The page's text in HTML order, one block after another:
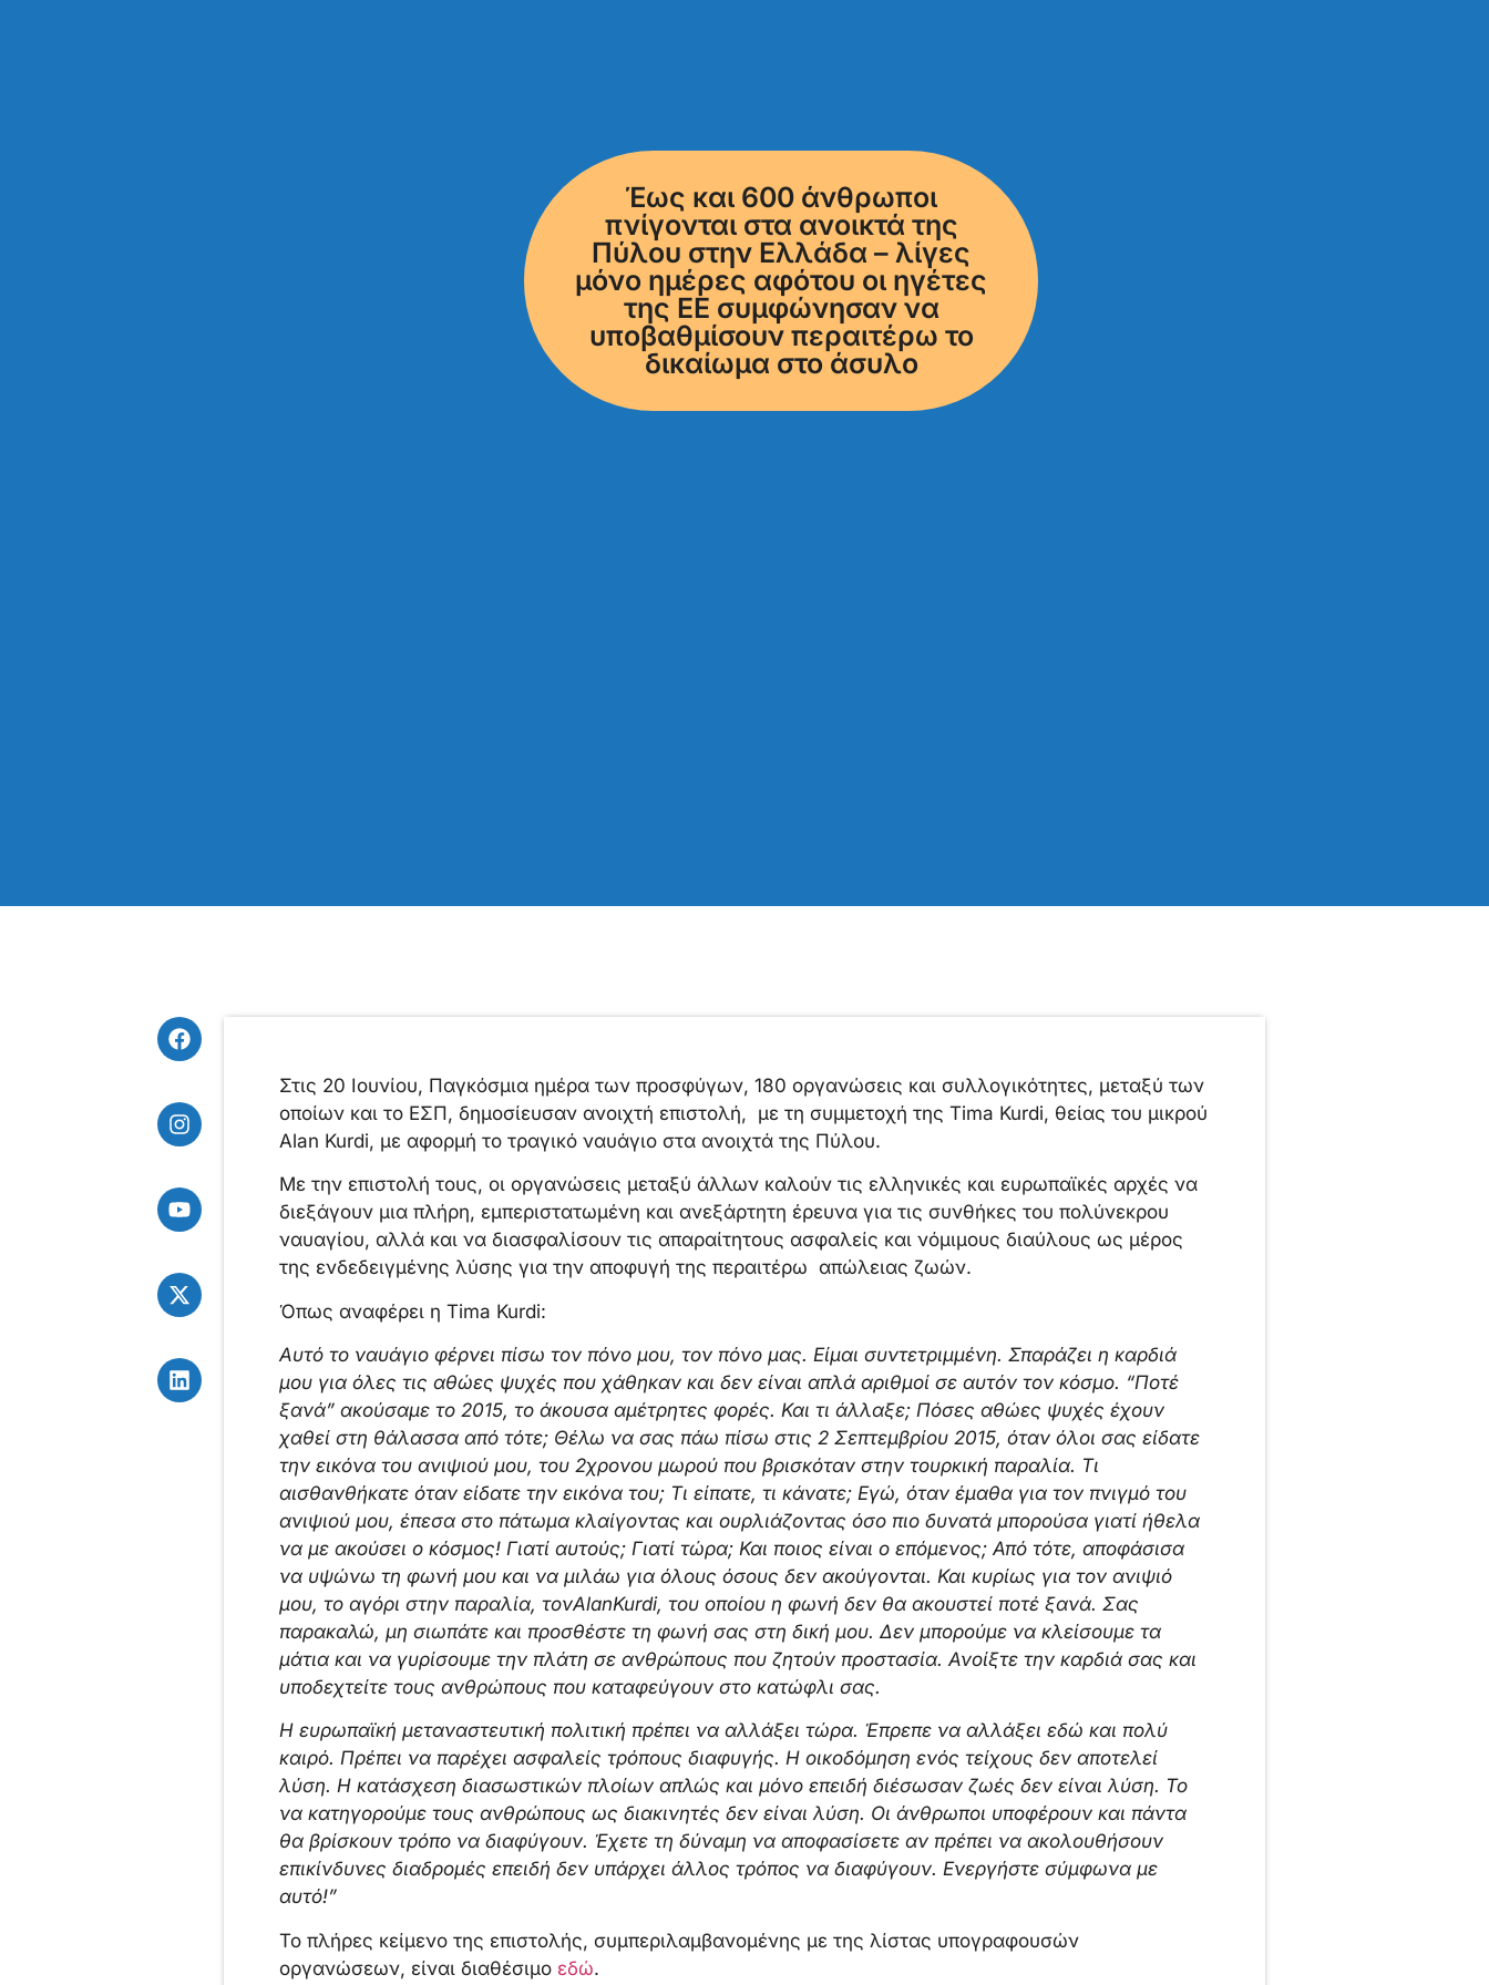
Έως και 600 άνθρωποι
πνίγονται στα ανοικτά της
Πύλου στην Ελλάδα – λίγες
μόνο ημέρες αφότου οι ηγέτες
της ΕΕ συμφώνησαν να
υποβαθμίσουν περαιτέρω το
δικαίωμα στο άσυλο
Στις 20 Ιουνίου, Παγκόσμια ημέρα των προσφύγων, 180 οργανώσεις και συλλογικότητες, μεταξύ των
οποίων και το ΕΣΠ, δημοσίευσαν ανοιχτή επιστολή, με τη συμμετοχή της Tima Kurdi, θείας του μικρού
Alan Kurdi, με αφορμή το τραγικό ναυάγιο στα ανοιχτά της Πύλου.
Με την επιστολή τους, οι οργανώσεις μεταξύ άλλων καλούν τις ελληνικές και ευρωπαϊκές αρχές να
διεξάγουν μια πλήρη, εμπεριστατωμένη και ανεξάρτητη έρευνα για τις συνθήκες του πολύνεκρου
ναυαγίου, αλλά και να διασφαλίσουν τις απαραίτητους ασφαλείς και νόμιμους διαύλους ως μέρος
της ενδεδειγμένης λύσης για την αποφυγή της περαιτέρω απώλειας ζωών.
Όπως αναφέρει η Tima Kurdi:
Αυτό το ναυάγιο φέρνει πίσω τον πόνο μου, τον πόνο μας. Είμαι συντετριμμένη. Σπαράζει η καρδιά
μου για όλες τις αθώες ψυχές που χάθηκαν και δεν είναι απλά αριθμοί σε αυτόν τον κόσμο. “Ποτέ
ξανά” ακούσαμε το 2015, το άκουσα αμέτρητες φορές. Και τι άλλαξε; Πόσες αθώες ψυχές έχουν
χαθεί στη θάλασσα από τότε; Θέλω να σας πάω πίσω στις 2 Σεπτεμβρίου 2015, όταν όλοι σας είδατε
την εικόνα του ανιψιού μου, του 2χρονου μωρού που βρισκόταν στην τουρκική παραλία. Τι
αισθανθήκατε όταν είδατε την εικόνα του; Τι είπατε, τι κάνατε; Εγώ, όταν έμαθα για τον πνιγμό του
ανιψιού μου, έπεσα στο πάτωμα κλαίγοντας και ουρλιάζοντας όσο πιο δυνατά μπορούσα γιατί ήθελα
να με ακούσει ο κόσμος! Γιατί αυτούς; Γιατί τώρα; Και ποιος είναι ο επόμενος; Από τότε, αποφάσισα
να υψώνω τη φωνή μου και να μιλάω για όλους όσους δεν ακούγονται. Και κυρίως για τον ανιψιό
μου, το αγόρι στην παραλία, τονAlanKurdi, του οποίου η φωνή δεν θα ακουστεί ποτέ ξανά. Σας
παρακαλώ, μη σιωπάτε και προσθέστε τη φωνή σας στη δική μου. Δεν μπορούμε να κλείσουμε τα
μάτια και να γυρίσουμε την πλάτη σε ανθρώπους που ζητούν προστασία. Ανοίξτε την καρδιά σας και
υποδεχτείτε τους ανθρώπους που καταφεύγουν στο κατώφλι σας.
Η ευρωπαϊκή μεταναστευτική πολιτική πρέπει να αλλάξει τώρα. Έπρεπε να αλλάξει εδώ και πολύ
καιρό. Πρέπει να παρέχει ασφαλείς τρόπους διαφυγής. Η οικοδόμηση ενός τείχους δεν αποτελεί
λύση. Η κατάσχεση διασωστικών πλοίων απλώς και μόνο επειδή διέσωσαν ζωές δεν είναι λύση. Το
να κατηγορούμε τους ανθρώπους ως διακινητές δεν είναι λύση. Οι άνθρωποι υποφέρουν και πάντα
θα βρίσκουν τρόπο να διαφύγουν. Έχετε τη δύναμη να αποφασίσετε αν πρέπει να ακολουθήσουν
επικίνδυνες διαδρομές επειδή δεν υπάρχει άλλος τρόπος να διαφύγουν. Ενεργήστε σύμφωνα με
αυτό!”
Το πλήρες κείμενο της επιστολής, συμπεριλαμβανομένης με της λίστας υπογραφουσών
οργανώσεων, είναι διαθέσιμο εδώ.